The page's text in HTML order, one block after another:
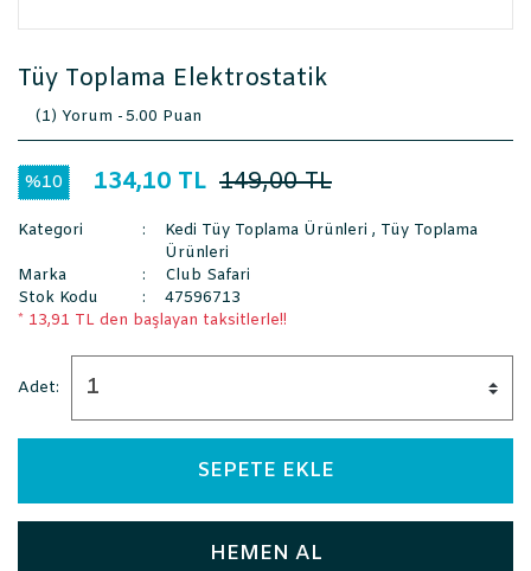
Tüy Toplama Elektrostatik
(1) Yorum -5.00 Puan
%10 134,10 TL 149,00 TL
Kategori Kedi Tüy Toplama Ürünleri , Tüy Toplama
Ürünleri
Marka
Club Safari
Stok Kodu
47596713
* 13,91 TL den başlayan taksitlerle!!
Adet:
SEPETE EKLE
HEMEN AL